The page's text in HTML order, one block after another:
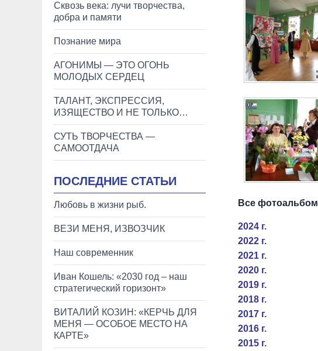
Сквозь века: лучи творчества,
добра и памяти
Познание мира
АГОНИМЫ — ЭТО ОГОНЬ
МОЛОДЫХ СЕРДЕЦ
ТАЛАНТ, ЭКСПРЕССИЯ,
ИЗЯЩЕСТВО И НЕ ТОЛЬКО…
СУТЬ ТВОРЧЕСТВА —
САМООТДАЧА
ПОСЛЕДНИЕ СТАТЬИ
Любовь в жизни рыб.
ВЕЗИ МЕНЯ, ИЗВОЗЧИК
Наш современник
Иван Кошель: «2030 год – наш
стратегический горизонт»
ВИТАЛИЙ КОЗИН: «КЕРЧЬ ДЛЯ
МЕНЯ — ОСОБОЕ МЕСТО НА
КАРТЕ»
Все
2024 г.
2022 г.
2021 г.
2020 г.
2019 г.
2018 г.
2017 г.
2016 г.
2015 г.